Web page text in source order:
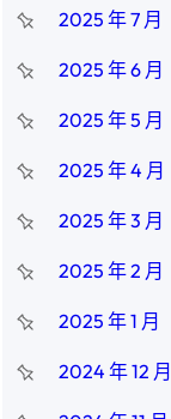
2025 年 7 月
2025 年 6 月
2025 年 5 月
2025 年 4 月
2025 年 3 月
2025 年 2 月
2025 年 1 月
2024 年 12 月